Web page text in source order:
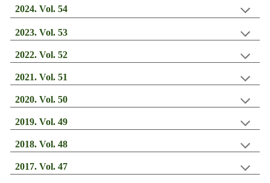
2024. Vol.54
2023. Vol. 53
2022. Vol. 52
2021. Vol. 51
2020. Vol. 50
2019. Vol.49
2018. Vol. 48
2017. Vol. 47